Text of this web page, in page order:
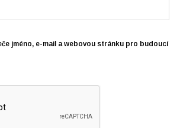
jméno, e-mail a webovou stránku pro budoucí